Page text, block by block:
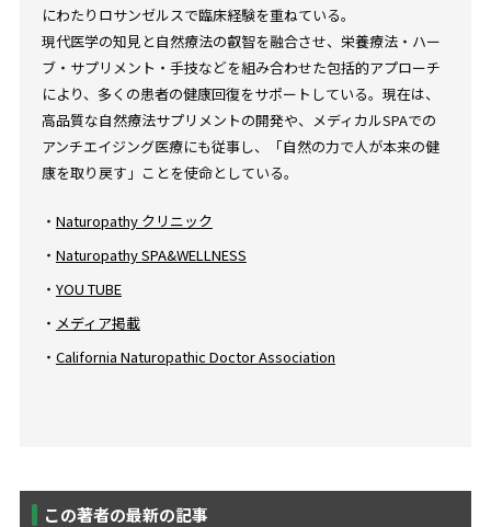
にわたりロサンゼルスで臨床経験を重ねている。
現代医学の知見と自然療法の叡智を融合させ、栄養療法・ハー
ブ・サプリメント・手技などを組み合わせた包括的アプローチ
により、多くの患者の健康回復をサポートしている。現在は、
高品質な自然療法サプリメントの開発や、メディカルSPAでの
アンチエイジング医療にも従事し、「自然の力で人が本来の健
康を取り戻す」ことを使命としている。
・ Naturopathy クリニック
・ Naturopathy SPA&WELLNESS
・ YOU TUBE
・ メディア掲載
・ California Naturopathic Doctor Association
この著者の最新の記事